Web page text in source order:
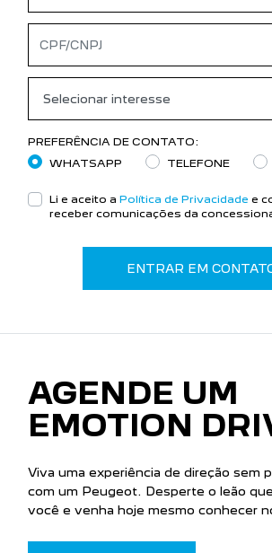
PREFERÊNCIA DE CONTATO:
WHATSAPP
TELEFONE
Li e aceito a Política de Privacidade e
receber comunicações da
ENTRAR EM
AGENDE UM
EMOTION
Viva uma experiência de direção sem
com um Peugeot. Desperte o leão
você e venha hoje mesmo conhecer